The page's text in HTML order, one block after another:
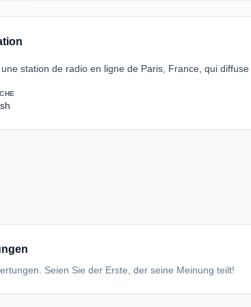
station de radio en ligne de Paris, France, qui
Seien Sie der Erste, der seine Meinung teilt!